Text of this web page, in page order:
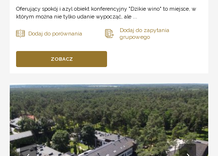
Oferujący spokój i azyl obiekt konferencyjny "Dzikie wino" to miejsce, w
którym można nie tylko udanie wypocząć, ale ...
ZOBACZ